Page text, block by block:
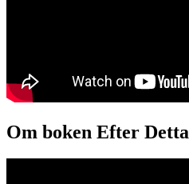
Om boken Efter Detta